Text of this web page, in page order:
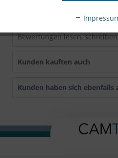
Bewertungen lesen,
Kunden kauften auch
Kunden haben sich ebenfalls